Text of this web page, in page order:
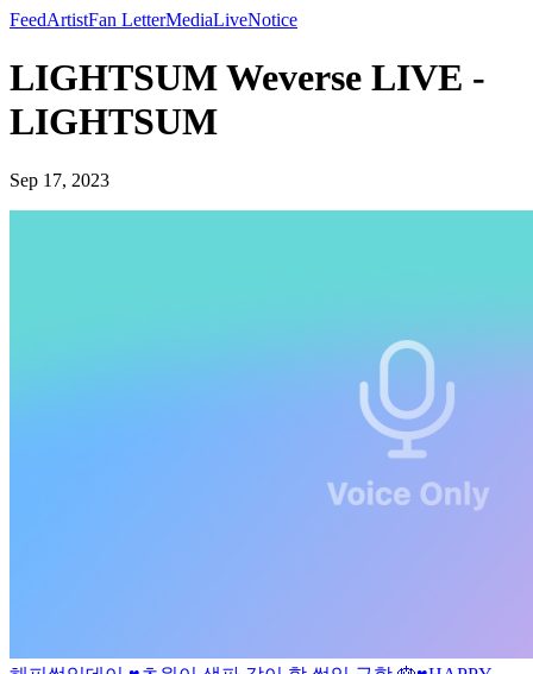
FeedArtistFan LetterMediaLiveNotice
LIGHTSUM Weverse LIVE -
LIGHTSUM
Sep 17, 2023